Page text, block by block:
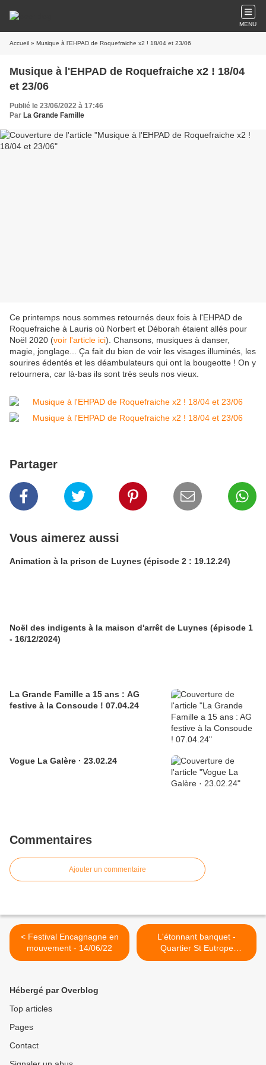
MENU
Accueil » Musique à l'EHPAD de Roquefraiche x2 ! 18/04 et 23/06
Musique à l'EHPAD de Roquefraiche x2 ! 18/04
et 23/06
Publié le 23/06/2022 à 17:46
Par La Grande Famille
Ce printemps nous sommes retournés deux fois à l'EHPAD de
Roquefraiche à Lauris où Norbert et Déborah étaient allés pour
Noël 2020 (voir l'article ici). Chansons, musiques à danser,
magie, jonglage... Ça fait du bien de voir les visages illuminés, les
sourires édentés et les déambulateurs qui ont la bougeotte ! On y
retournera, car là-bas ils sont très seuls nos vieux.
Partager
Vous aimerez aussi
Animation à la prison de Luynes (épisode 2 : 19.12.24)
Noël des indigents à la maison d'arrêt de Luynes (épisode 1
- 16/12/2024)
La Grande Famille a 15 ans : AG
festive à la Consoude ! 07.04.24
Vogue La Galère · 23.02.24
Commentaires
Ajouter un commentaire
< Festival Encagnagne en
mouvement - 14/06/22
L'étonnant banquet -
Quartier St Eutrope
26/06/22 >
Hébergé par Overblog
Top articles
Pages
Contact